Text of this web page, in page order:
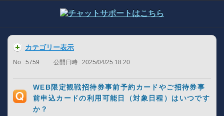
カテゴリー表示
No : 5759 公開日時 : 2025/04/25 18:20
WEB限定観戦招待券事前予約カードやご招待券事
前申込カードの利用可能日（対象日程）はいつです
か？